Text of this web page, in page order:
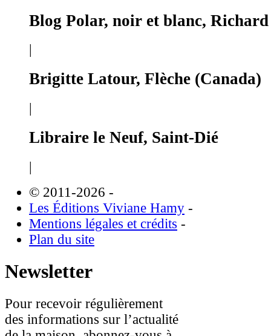
Blog Polar, noir et blanc,
Brigitte Latour, Flèche (Canada)
|
Libraire le Neuf, Saint-Dié
|
© 2011-2026 -
Les Éditions Viviane Hamy -
Mentions légales et crédits -
Plan du site
Newsletter
Pour recevoir régulièrement
des informations sur l’actualité